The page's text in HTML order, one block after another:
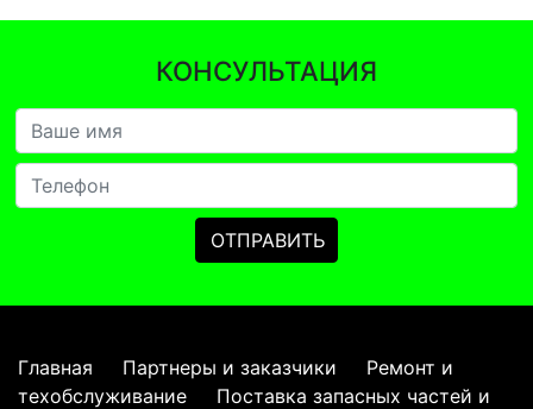
КОНСУЛЬТАЦИЯ
Главная Партнеры и заказчики
Ремонт и
техобслуживание
Поставка запасных частей и